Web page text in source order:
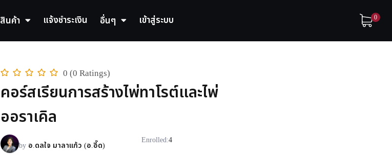
สินค้า แจ้งชำระเงิน อื่นๆ เข้าสู่ระบบ 0
0 (0 Ratings)
คอร์สเรียนการสร้างไพ่ทาโรต์และไพ่
ออราเคิล
by อ.ดลใจ มาลาแก้ว (อ.อี๊ด) Enrolled:4